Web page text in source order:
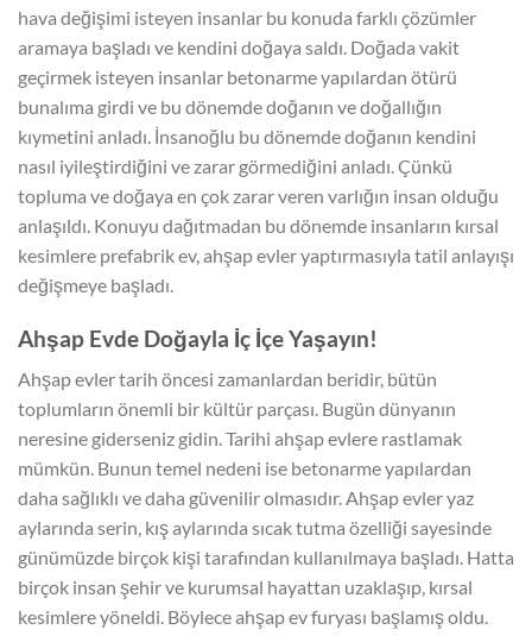
hava değişimi isteyen insanlar bu konuda farklı çözümler
aramaya başladı ve kendini doğaya saldı. Doğada vakit
geçirmek isteyen insanlar betonarme yapılardan ötürü
bunalıma girdi ve bu dönemde doğanın ve doğallığın
kıymetini anladı. İnsanoğlu bu dönemde doğanın kendini
nasıl iyileştirdiğini ve zarar görmediğini anladı. Çünkü
topluma ve doğaya en çok zarar veren varlığın insan olduğu
anlaşıldı. Konuyu dağıtmadan bu dönemde insanların kırsal
kesimlere prefabrik ev, ahşap evler yaptırmasıyla tatil anlayışı
değişmeye başladı.
Ahşap Evde Doğayla İç İçe Yaşayın!
Ahşap evler tarih öncesi zamanlardan beridir, bütün
toplumların önemli bir kültür parçası. Bugün dünyanın
neresine giderseniz gidin. Tarihi ahşap evlere rastlamak
mümkün. Bunun temel nedeni ise betonarme yapılardan
daha sağlıklı ve daha güvenilir olmasıdır. Ahşap evler yaz
aylarında serin, kış aylarında sıcak tutma özelliği sayesinde
günümüzde birçok kişi tarafından kullanılmaya başladı. Hatta
birçok insan şehir ve kurumsal hayattan uzaklaşıp, kırsal
kesimlere yöneldi. Böylece ahşap ev furyası başlamış oldu.